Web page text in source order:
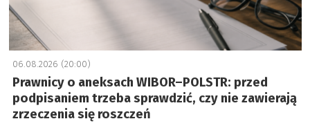
06.08.2026 (20:00)
Prawnicy o aneksach WIBOR–POLSTR: przed
podpisaniem trzeba sprawdzić, czy nie zawierają
zrzeczenia się roszczeń